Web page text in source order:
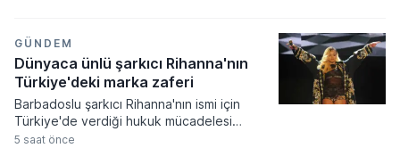
yeni faaliyet izinleri verilirken bazı
işletmelerin yetkileri iptal edildi.
GÜNDEM
Dünyaca ünlü şarkıcı Rihanna'nın
Türkiye'deki marka zaferi
Barbadoslu şarkıcı Rihanna'nın ismi için
Türkiye'de verdiği hukuk mücadelesi
zaferle sonuçlandı. Mahkeme heyeti
5 saat önce